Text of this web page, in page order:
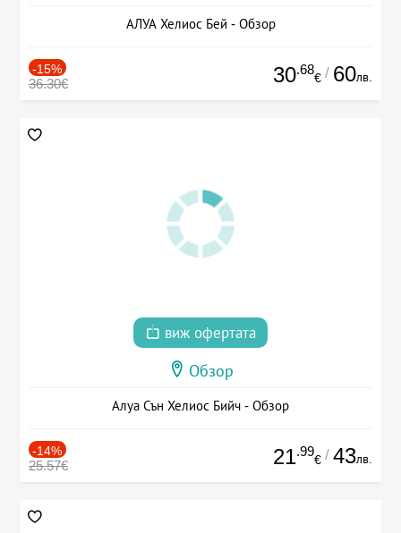
АЛУА Хелиос Бей - Обзор
-15%
36.30€ 30.68
€ / 60лв.
виж офертата
Обзор
Алуа Сън Хелиос Бийч - Обзор
-14%
25.57€ 21.99
€ / 43лв.